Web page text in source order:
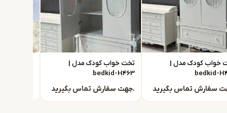
خواب کودک مدل |
bedkid-
تخت خواب کودک مدل |
bedkid-H463
جهت سفارش تماس بگیرید.
تخت خواب